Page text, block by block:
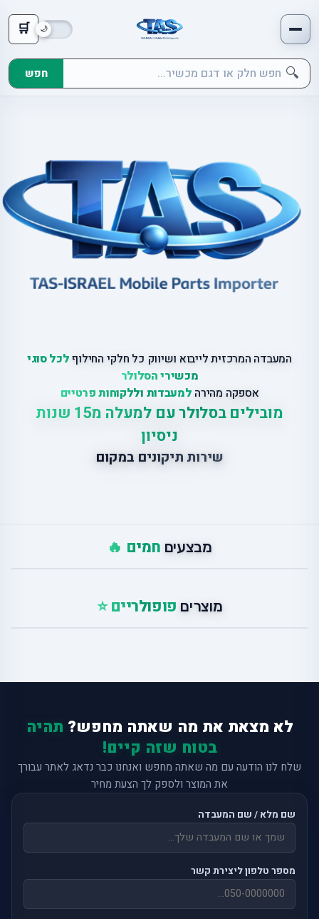
🛒
🔍 חפש
המעבדה המרכזית לייבוא ושיווק כל חלקי החילוףלכל סוגי
מכשירי הסלולר
אספקה מהירה למעבדות וללקוחות פרטיים
מובילים בסלולר עם למעלה מ15 שנות
ניסיון
שירות תיקונים במקום
מבצעים חמים 🔥
מוצרים פופולריים ⭐
לא מצאת את מה שאתה מחפש? תהיה
בטוח שזה קיים!
שלח לנו הודעה עם מה שאתה מחפש ואנחנו כבר נדאג לאתר עבורך
את המוצר ולספק לך הצעת מחיר
שם מלא / שם המעבדה
מספר טלפון ליצירת קשר